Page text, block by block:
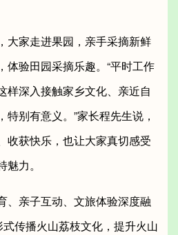
大家走进果园，亲手采摘新鲜
体验田园采摘乐趣。“平时工作
样深入接触家乡文化、亲近自
别有意义。”家长程先生说，
收获快乐，也让大家真切感受
力。
、亲子互动、文旅体验深度融
式传播火山荔枝文化，提升火山